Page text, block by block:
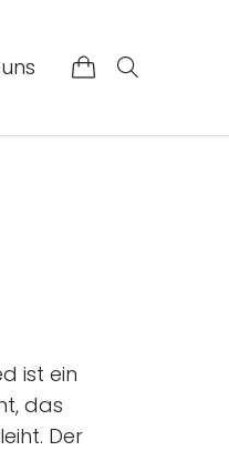
ist ein
das
Der